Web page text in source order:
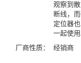
观察到
断线，
定位器
一起使用
厂商性质：
经销商